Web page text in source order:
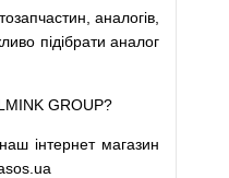
аналогів
підібрати аналог
GROUP?
наш інтернет магазин